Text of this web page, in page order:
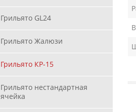
Грильято GL24
Грильято Жалюзи
Грильято КР-15
Грильято нестандартная
ячейка